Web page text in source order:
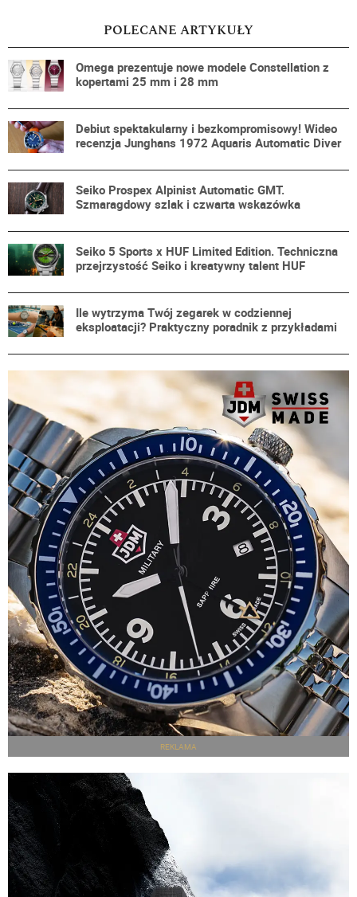
POLECANE ARTYKUŁY
Omega prezentuje nowe modele Constellation z
kopertami 25 mm i 28 mm
Debiut spektakularny i bezkompromisowy! Wideo
recenzja Junghans 1972 Aquaris Automatic Diver
Seiko Prospex Alpinist Automatic GMT.
Szmaragdowy szlak i czwarta wskazówka
Seiko 5 Sports x HUF Limited Edition. Techniczna
przejrzystość Seiko i kreatywny talent HUF
Ile wytrzyma Twój zegarek w codziennej
eksploatacji? Praktyczny poradnik z przykładami
REKLAMA